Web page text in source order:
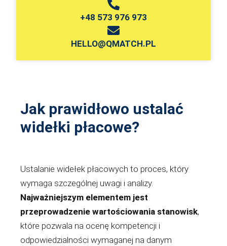
+48 573 976 973
HELLO@QMATCH.PL
Jak prawidłowo ustalać
widełki płacowe?
Ustalanie widełek płacowych to proces, który
wymaga szczególnej uwagi i analizy.
Najważniejszym elementem jest
przeprowadzenie wartościowania stanowisk,
które pozwala na ocenę kompetencji i
odpowiedzialności wymaganej na danym